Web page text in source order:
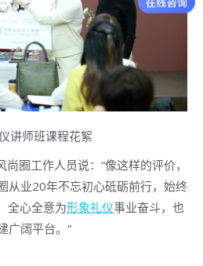
讲师班课程花絮
圈工作人员说：“像这样的评价，
从业20年不忘初心砥砺前行，始终
全心全意为形象礼仪事业奋斗，也
广阔平台。”